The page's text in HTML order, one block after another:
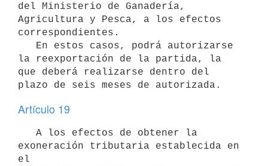
del Ministerio de Ganadería,
Agricultura y Pesca, a los efectos
correspondientes.
la reexportación de la partida, la
que deberá realizarse dentro del
Artículo 19
exoneración tributaria establecida en
el